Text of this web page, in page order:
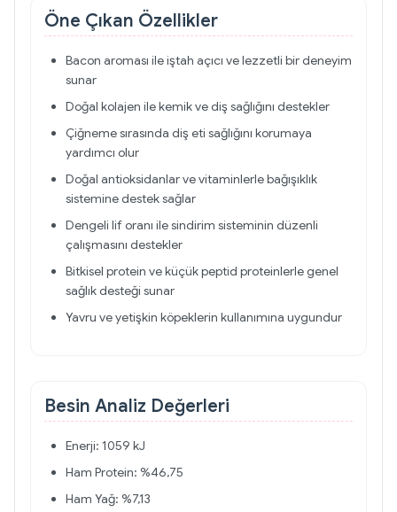
Öne Çıkan Özellikler
Bacon aroması ile iştah açıcı ve lezzetli bir deneyim
sunar
Doğal kolajen ile kemik ve diş sağlığını destekler
Çiğneme sırasında diş eti sağlığını korumaya
yardımcı olur
Doğal antioksidanlar ve vitaminlerle bağışıklık
sistemine destek sağlar
Dengeli lif oranı ile sindirim sisteminin düzenli
çalışmasını destekler
Bitkisel protein ve küçük peptid proteinlerle genel
sağlık desteği sunar
Yavru ve yetişkin köpeklerin kullanımına uygundur
Besin Analiz Değerleri
Enerji: 1059 kJ
Ham Protein: %46,75
Ham Yağ: %7,13